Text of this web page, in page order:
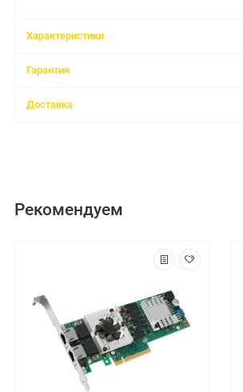
Характеристики
Гарантия
Доставка
Рекомендуем